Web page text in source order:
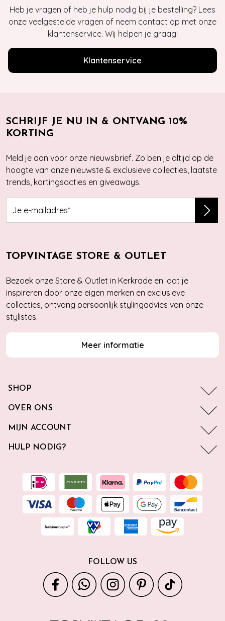
Heb je vragen of heb je hulp nodig bij je bestelling? Lees
onze veelgestelde vragen of neem contact op met onze
klantenservice. Wij helpen je graag!
Klantenservice
SCHRIJF JE NU IN & ONTVANG 10%
KORTING
Meld je aan voor onze nieuwsbrief. Zo ben je altijd op de
hoogte van onze nieuwste & exclusieve collecties, laatste
trends, kortingsacties en giveaways.
TOPVINTAGE STORE & OUTLET
Bezoek onze Store & Outlet in Kerkrade en laat je
inspireren door onze eigen merken en exclusieve
collecties, ontvang persoonlijk stylingadvies van onze
stylistes.
Meer informatie
SHOP
OVER ONS
MIJN ACCOUNT
HULP NODIG?
FOLLOW US